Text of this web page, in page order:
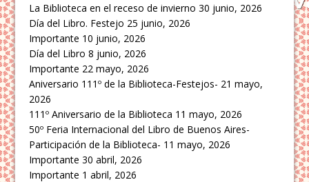
La Biblioteca en el receso de invierno 30 junio, 2026
Día del Libro. Festejo 25 junio, 2026
Importante 10 junio, 2026
Día del Libro 8 junio, 2026
Importante 22 mayo, 2026
Aniversario 111º de la Biblioteca-Festejos- 21 mayo,
2026
111º Aniversario de la Biblioteca 11 mayo, 2026
50º Feria Internacional del Libro de Buenos Aires-
Participación de la Biblioteca- 11 mayo, 2026
Importante 30 abril, 2026
Importante 1 abril, 2026